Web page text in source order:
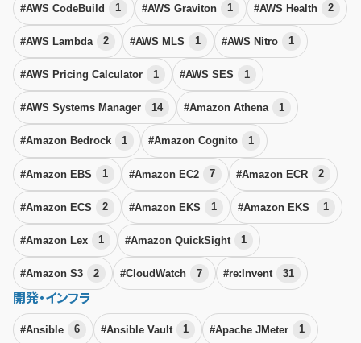
#AWS CodeBuild 1 #AWS Graviton 1 #AWS Health 2
#AWS Lambda 2 #AWS MLS 1 #AWS Nitro 1
#AWS Pricing Calculator 1 #AWS SES 1
#AWS Systems Manager 14 #Amazon Athena 1
#Amazon Bedrock 1 #Amazon Cognito 1
#Amazon EBS 1 #Amazon EC2 7 #Amazon ECR 2
#Amazon ECS 2 #Amazon EKS 1 #Amazon EKS 1
#Amazon Lex 1 #Amazon QuickSight 1
#Amazon S3 2 #CloudWatch 7 #re:Invent 31
開発・インフラ
#Ansible 6 #Ansible Vault 1 #Apache JMeter 1